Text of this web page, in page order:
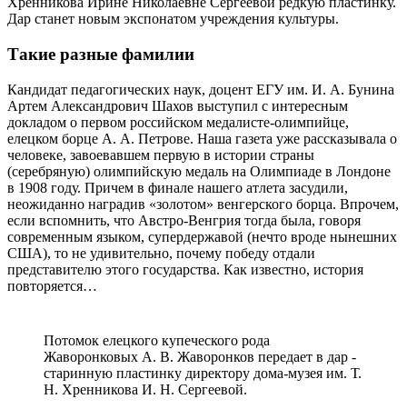
Дар станет новым экспонатом учреждения культуры.
Такие разные фамилии
Кандидат педагогических наук, доцент ЕГУ им. И. А. Бунина
Артем Александрович Шахов выступил с интересным
докладом о первом российском медалисте-олимпийце,
елецком борце А. А. Петрове. Наша газета уже рассказывала о
человеке, завоевавшем первую в истории страны
(серебряную) олимпийскую медаль на Олимпиаде в Лондоне
в 1908 году. Причем в финале нашего атлета засудили,
неожиданно наградив «золотом» венгерского борца. Впрочем,
если вспомнить, что Австро-Венгрия тогда была, говоря
современным языком, супердержавой (нечто вроде нынешних
США), то не удивительно, почему победу отдали
представителю этого государства. Как известно, история
повторяется…
Потомок елецкого купеческого рода
Жаворонковых А. В. Жаворонков передает в дар ­
старинную пластинку директору дома-музея им. Т.
Н. Хренникова И. Н. Сергеевой.